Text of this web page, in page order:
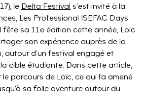
le Delta Festival s’est invité à la
Les Professional ISEFAC Days.
fête sa 11e édition cette année, Loic
son expérience auprès de la
autour d’un festival engagé et
cible étudiante. Dans cette article,
parcours de Loïc, ce qui l’a amené
sa folle aventure autour du